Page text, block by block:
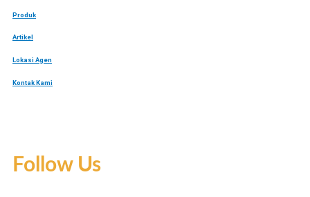
Produk
Artikel
Lokasi Agen
Kontak Kami
Follow Us